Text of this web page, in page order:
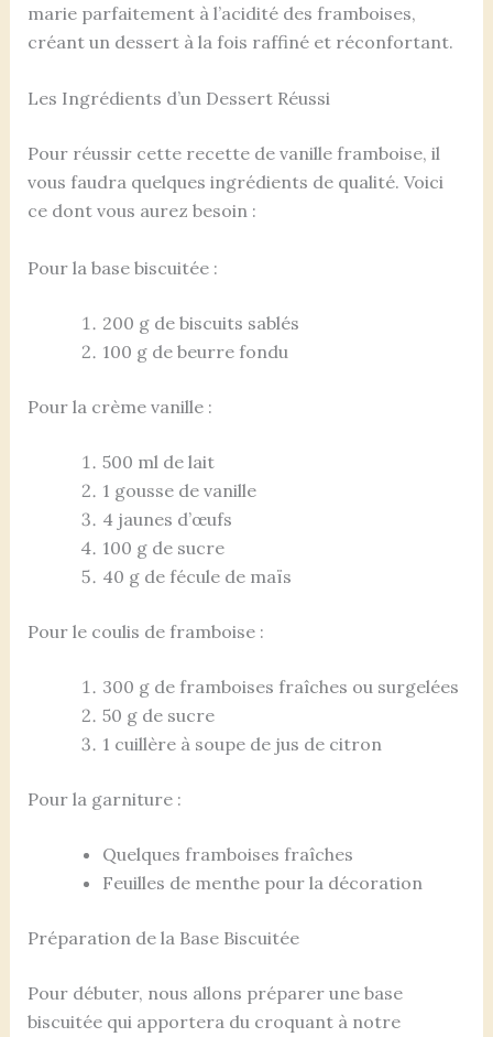
marie parfaitement à l’acidité des framboises,
créant un dessert à la fois raffiné et réconfortant.
Les Ingrédients d’un Dessert Réussi
Pour réussir cette recette de vanille framboise, il
vous faudra quelques ingrédients de qualité. Voici
ce dont vous aurez besoin :
Pour la base biscuitée :
200 g de biscuits sablés
100 g de beurre fondu
Pour la crème vanille :
500 ml de lait
1 gousse de vanille
4 jaunes d’œufs
100 g de sucre
40 g de fécule de maïs
Pour le coulis de framboise :
300 g de framboises fraîches ou surgelées
50 g de sucre
1 cuillère à soupe de jus de citron
Pour la garniture :
Quelques framboises fraîches
Feuilles de menthe pour la décoration
Préparation de la Base Biscuitée
Pour débuter, nous allons préparer une base
biscuitée qui apportera du croquant à notre